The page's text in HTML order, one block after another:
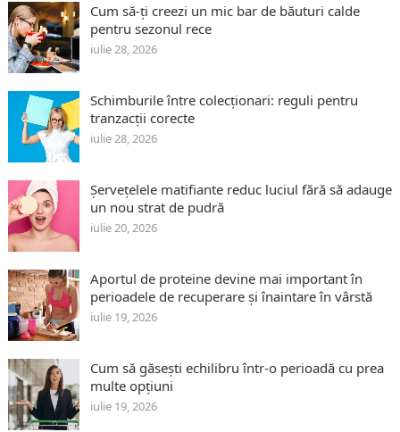
Cum să-ți creezi un mic bar de băuturi calde
pentru sezonul rece
iulie 28, 2026
Schimburile între colecționari: reguli pentru
tranzacții corecte
iulie 28, 2026
Șervețelele matifiante reduc luciul fără să adauge
un nou strat de pudră
iulie 20, 2026
Aportul de proteine devine mai important în
perioadele de recuperare și înaintare în vârstă
iulie 19, 2026
Cum să găsești echilibru într-o perioadă cu prea
multe opțiuni
iulie 19, 2026